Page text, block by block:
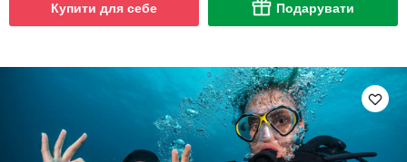
Купити для себе Подарувати